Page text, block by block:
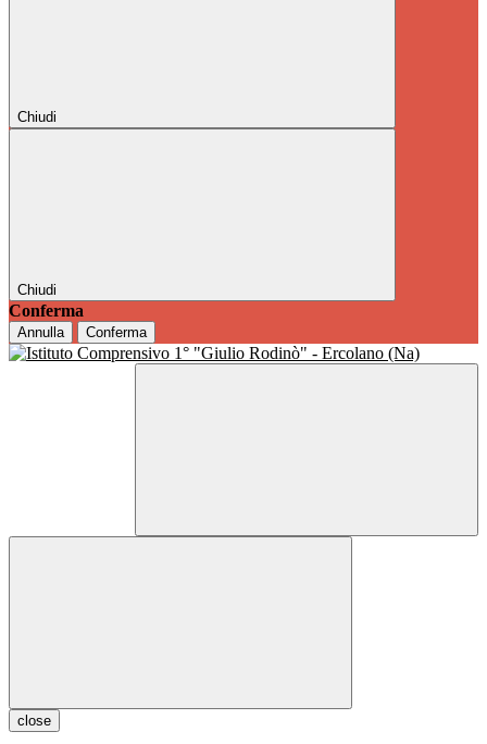
Chiudi
Chiudi
Conferma
Annulla Conferma
close